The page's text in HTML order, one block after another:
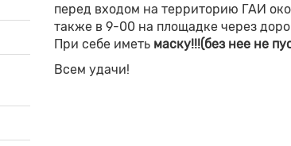
перед входом на территорию ГАИ
также в 9-00 на площадке через
При себе иметь маску!!!(без нее не
Всем удачи!